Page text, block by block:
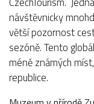
návštěvnicky
větší pozornost
sezóně. Tento
méně známých
republice.